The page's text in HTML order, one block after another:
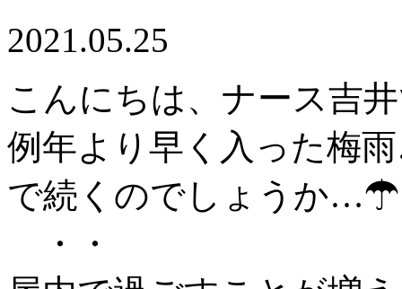
2021.05.25
こんにちは、ナース吉
例年より早く入った梅
で続くのでしょうか…☂
・・